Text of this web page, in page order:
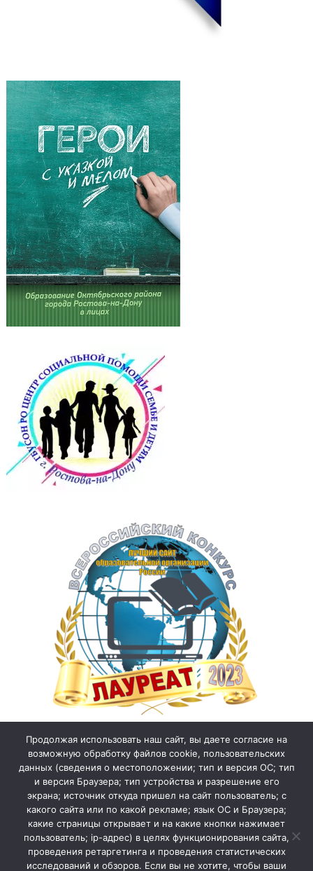
Продолжая использовать наш сайт, вы даете согласие на
возможную обработку файлов cookie, пользовательских
данных (сведения о местоположении; тип и версия ОС; тип
и версия Браузера; тип устройства и разрешение его
экрана; источник откуда пришел на сайт пользователь; с
какого сайта или по какой рекламе; язык ОС и Браузера;
какие страницы открывает и на какие кнопки нажимает
пользователь; ip-адрес) в целях функционирования сайта,
проведения ретаргетинга и проведения статистических
исследований и обзоров. Если вы не хотите, чтобы ваши